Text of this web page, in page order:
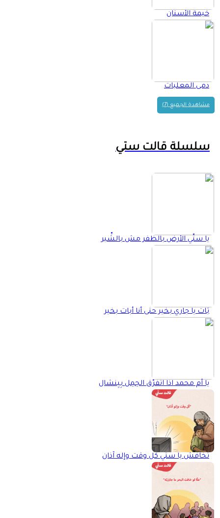
خيمة الأسنان
دمى المعلبات
مشاهدة الجميع (7)
سلسلة قالت ستي
يا ستّي الأرض بالظفر مش بالشِّبر
بَات يا جاري بخير حتى أنا أبات بخير
يا أم محمد اذا اتفرّق الحِمِل بِيِنشال
تخافش يا ستّي كُل وقت وإله آذان